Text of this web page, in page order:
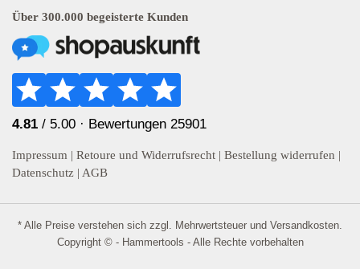
Über 300.000 begeisterte Kunden
4.81 / 5.00 · Bewertungen 25901
Impressum | Retoure und Widerrufsrecht | Bestellung widerrufen |
Datenschutz | AGB
* Alle Preise verstehen sich zzgl. Mehrwertsteuer und Versandkosten.
Copyright © - Hammertools - Alle Rechte vorbehalten